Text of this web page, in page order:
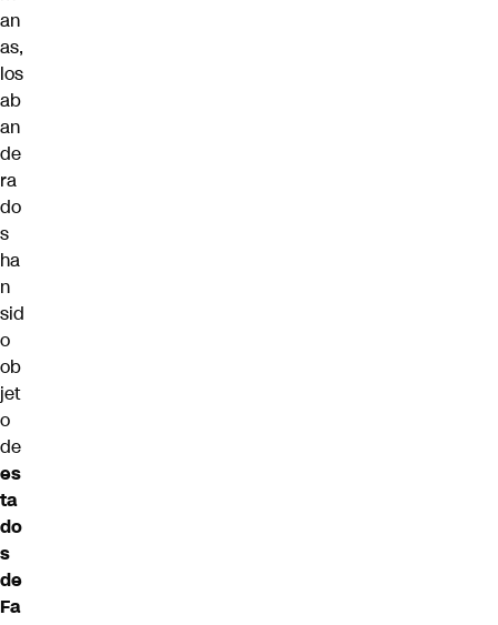
an
as,
los
ab
an
de
ra
do
s
ha
n
sid
o
ob
jet
o
de
es
ta
do
s
de
Fa